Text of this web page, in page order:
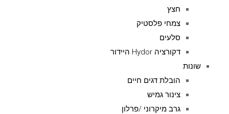
חצץ
צמחי פלסטיק
סלעים
דקורציה Hydor היידור
שונות
הובלת דגים חיים
צינור גמיש
גרב מיקרוני /פרלון